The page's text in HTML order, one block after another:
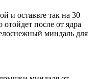
и оставьте так на 30
после от ядра
миндаль для